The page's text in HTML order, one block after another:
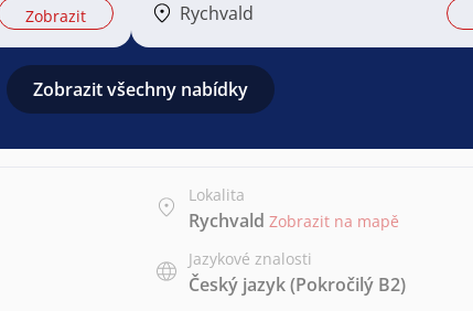
Zobrazit Rychvald
Zobrazit všechny nabídky
Lokalita
Rychvald Zobrazit na mapě
Jazykové znalosti
Český jazyk(Pokročilý B2)